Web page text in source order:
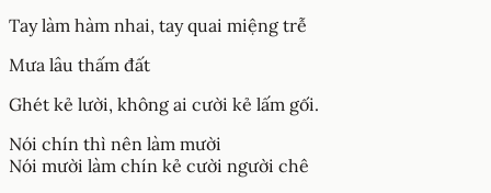
Tay làm hàm nhai, tay quai miệng trễ
Mưa lâu thấm đất
Ghét kẻ lười, không ai cười kẻ lấm gối.
Nói chín thì nên làm mười
Nói mười làm chín kẻ cười người chê